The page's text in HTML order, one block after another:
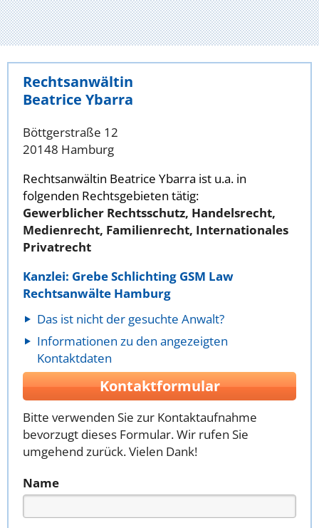
Rechtsanwältin
Beatrice Ybarra
Böttgerstraße 12
20148 Hamburg
Rechtsanwältin Beatrice Ybarra ist u.a. in
folgenden Rechtsgebieten tätig:
Gewerblicher Rechtsschutz, Handelsrecht,
Medienrecht, Familienrecht, Internationales
Privatrecht
Kanzlei: Grebe Schlichting GSM Law
Rechtsanwälte Hamburg
Das ist nicht der gesuchte Anwalt?
Informationen zu den angezeigten
Kontaktdaten
Kontaktformular
Bitte verwenden Sie zur Kontaktaufnahme
bevorzugt dieses Formular. Wir rufen Sie
umgehend zurück. Vielen Dank!
Name